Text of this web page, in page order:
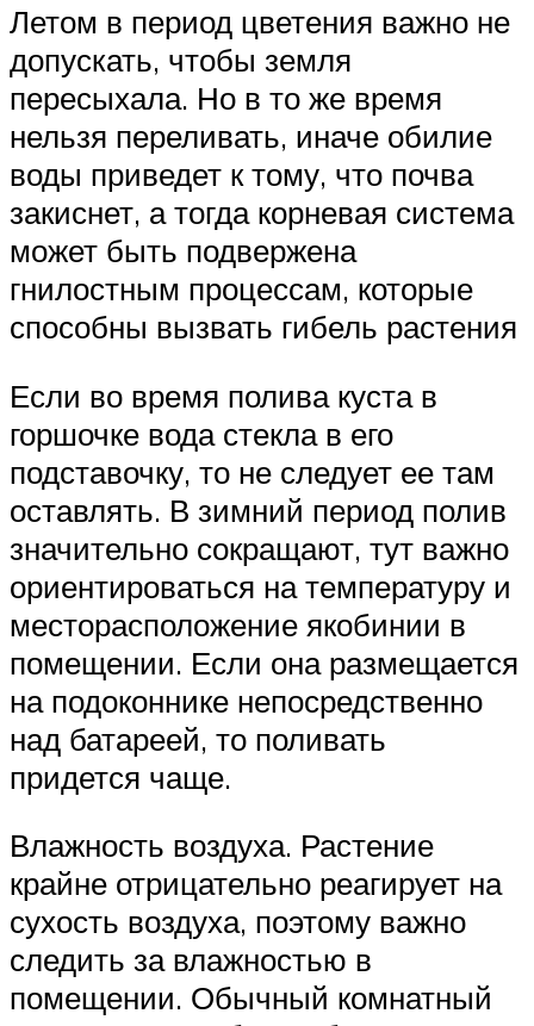
Летом в период цветения важно не
допускать, чтобы земля
пересыхала. Но в то же время
нельзя переливать, иначе обилие
воды приведет к тому, что почва
закиснет, а тогда корневая система
может быть подвержена
гнилостным процессам, которые
способны вызвать гибель растения
Если во время полива куста в
горшочке вода стекла в его
подставочку, то не следует ее там
оставлять. В зимний период полив
значительно сокращают, тут важно
ориентироваться на температуру и
месторасположение якобинии в
помещении. Если она размещается
на подоконнике непосредственно
над батареей, то поливать
придется чаще.
Влажность воздуха. Растение
крайне отрицательно реагирует на
сухость воздуха, поэтому важно
следить за влажностью в
помещении. Обычный комнатный